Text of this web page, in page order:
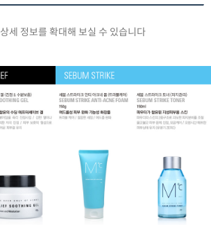
상세 정보를 확대해 보실 수 있습니다